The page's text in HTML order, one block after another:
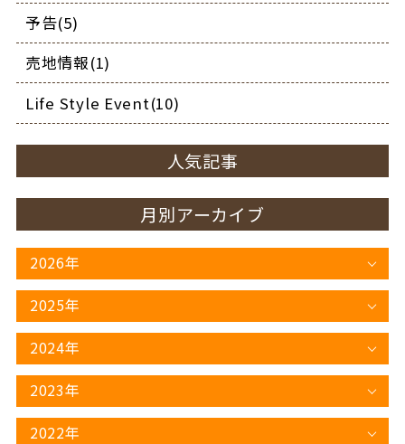
予告(5)
売地情報(1)
Life Style Event(10)
人気記事
月別アーカイブ
2026年
2025年
2024年
2023年
2022年